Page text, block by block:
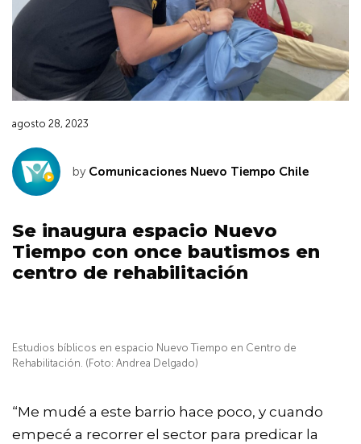
agosto 28, 2023
by Comunicaciones Nuevo Tiempo Chile
Se inaugura espacio Nuevo
Tiempo con once bautismos en
centro de rehabilitación
Estudios bíblicos en espacio Nuevo Tiempo en Centro de
Rehabilitación. (Foto: Andrea Delgado)
“Me mudé a este barrio hace poco, y cuando
empecé a recorrer el sector para predicar la